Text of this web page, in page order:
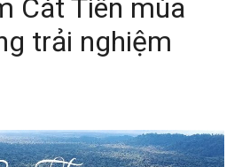
Cát Tiên mùa
trải nghiệm